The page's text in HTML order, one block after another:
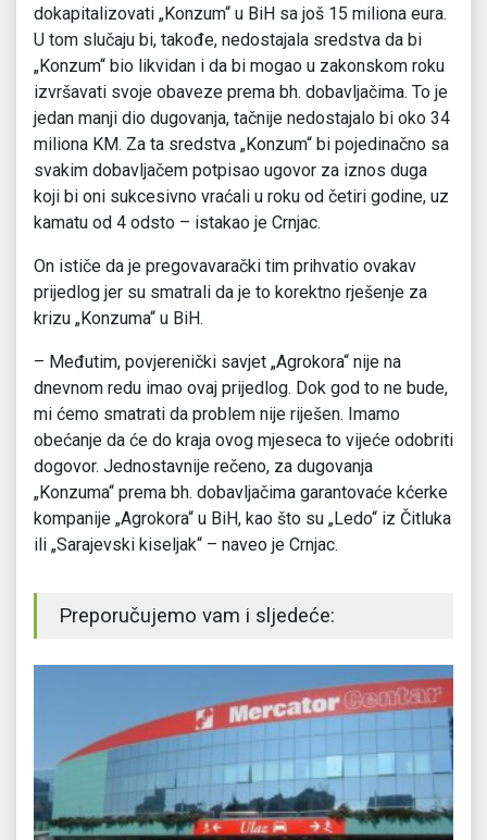
dokapitalizovati „Konzum“ u BiH sa još 15 miliona eura.
U tom slučaju bi, takođe, nedostajala sredstva da bi
„Konzum“ bio likvidan i da bi mogao u zakonskom roku
izvršavati svoje obaveze prema bh. dobavljačima. To je
jedan manji dio dugovanja, tačnije nedostajalo bi oko 34
miliona KM. Za ta sredstva „Konzum“ bi pojedinačno sa
svakim dobavljačem potpisao ugovor za iznos duga
koji bi oni sukcesivno vraćali u roku od četiri godine, uz
kamatu od 4 odsto – istakao je Crnjac.
On ističe da je pregovavarački tim prihvatio ovakav
prijedlog jer su smatrali da je to korektno rješenje za
krizu „Konzuma“ u BiH.
– Međutim, povjerenički savjet „Agrokora“ nije na
dnevnom redu imao ovaj prijedlog. Dok god to ne bude,
mi ćemo smatrati da problem nije riješen. Imamo
obećanje da će do kraja ovog mjeseca to vijeće odobriti
dogovor. Jednostavnije rečeno, za dugovanja
„Konzuma“ prema bh. dobavljačima garantovaće kćerke
kompanije „Agrokora“ u BiH, kao što su „Ledo“ iz Čitluka
ili „Sarajevski kiseljak“ – naveo je Crnjac.
Preporučujemo vam i sljedeće: